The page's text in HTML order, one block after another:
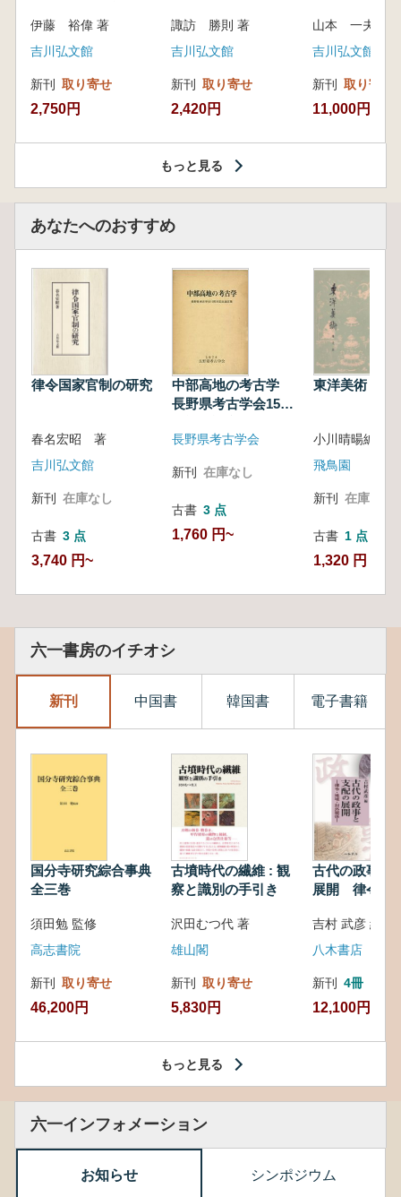
伊藤 裕偉 著
吉川弘文館
新刊 取り寄せ
2,750円
諏訪 勝則 著
吉川弘文館
新刊 取り寄せ
2,420円
山本 一夫
吉川弘文館
新刊 取り寄せ
11,000円
もっと見る
あなたへのおすすめ
律令国家官制の研究
春名宏昭 著
吉川弘文館
新刊 在庫なし
古書 3 点
3,740 円~
中部高地の考古学
長野県考古学会15周
長野県考古学会
新刊 在庫なし
古書 3 点
1,760 円~
東洋美術 第
小川晴暘編
飛鳥園
新刊 在庫なし
古書 1 点
1,320 円
六一書房のイチオシ
新刊 中国書 韓国書 電子書籍
国分寺研究綜合事典
全三巻
須田勉 監修
高志書院
新刊 取り寄せ
46,200円
古墳時代の繊維 : 観
察と識別の手引き
沢田むつ代 著
雄山閣
新刊 取り寄せ
5,830円
古代の政事と
展開 律令・
吉村 武彦 編集
八木書店
新刊 4冊
12,100円
もっと見る
六一インフォメーション
お知らせ シンポジウム